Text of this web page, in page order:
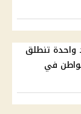
واحدة تنطلق
ملايين مواطن في